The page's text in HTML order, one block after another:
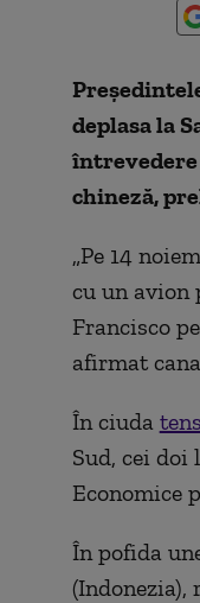
deplasa la
întrevedere
chineză,
„Pe 14
cu un avion
Francisco
afirmat
În ciuda
Sud, cei
Economice
În pofida